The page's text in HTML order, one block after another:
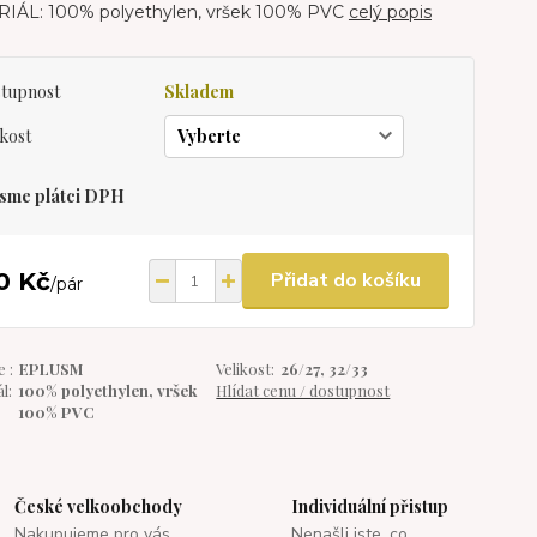
100% polyethylen, vršek 100% PVC celý popis
Skladem
plátci DPH
Kč/pár Přidat do košíku
: EPLUSM Velikost: 26/27, 32/33
100% polyethylen, vršek
100% PVC
Hlídat cenu / dostupnost
České velkoobchody
Individuální přistup